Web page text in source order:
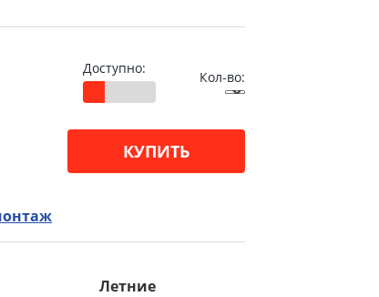
Доступно:
Кол-во:
КУПИТЬ
Летние